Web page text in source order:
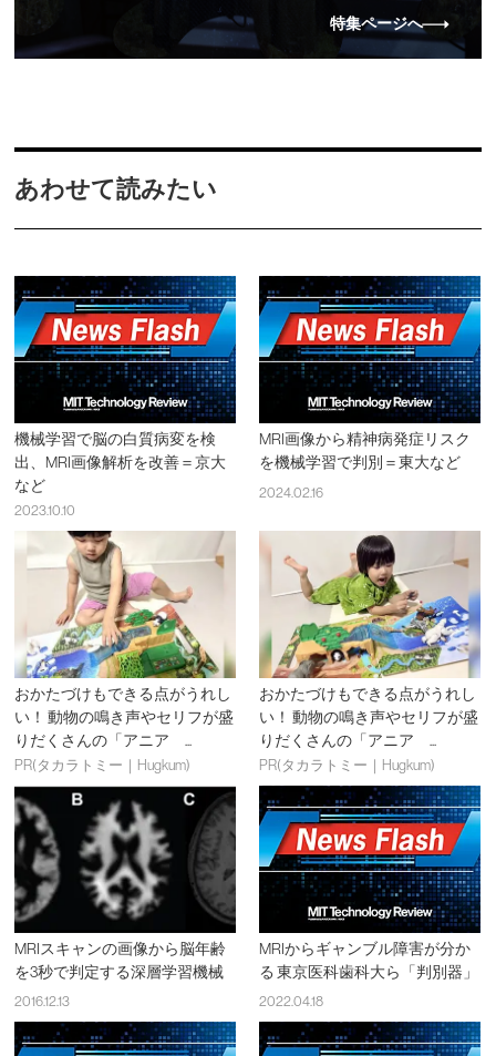
特集ページへ
あわせて読みたい
機械学習で脳の白質病変を検
出、MRI画像解析を改善＝京大
など
2023.10.10
MRI画像から精神病発症リスク
を機械学習で判別＝東大など
2024.02.16
おかたづけもできる点がうれし
い！ 動物の鳴き声やセリフが盛
りだくさんの「アニア ...
PR(タカラトミー｜Hugkum)
おかたづけもできる点がうれし
い！ 動物の鳴き声やセリフが盛
りだくさんの「アニア ...
PR(タカラトミー｜Hugkum)
MRIスキャンの画像から脳年齢
を3秒で判定する深層学習機械
2016.12.13
MRIからギャンブル障害が分か
る 東京医科歯科大ら「判別器」
2022.04.18